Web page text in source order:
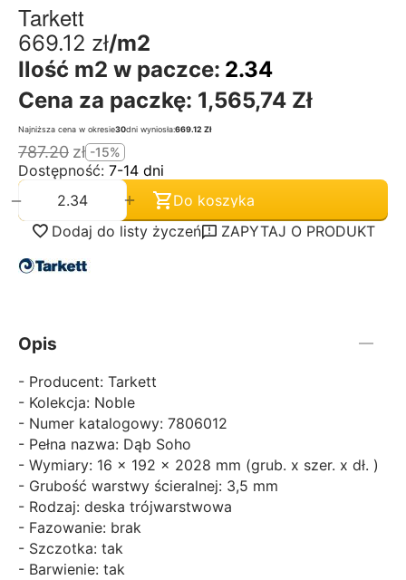
Tarkett
669.12 zł/m2
Ilość m2 w paczce: 2.34
Cena za paczkę: 1,565,74 Zł
Najniższa cena w okresie30dni wyniosła:669.12 Zł
787.20 zł -15%
Dostępność: 7-14 dni
+
−
Do koszyka
Dodaj do listy życzeń
ZAPYTAJ O PRODUKT
Opis
- Producent: Tarkett
- Kolekcja: Noble
- Numer katalogowy: 7806012
- Pełna nazwa: Dąb Soho
- Wymiary: 16 x 192 x 2028 mm (grub. x szer. x dł. )
- Grubość warstwy ścieralnej: 3,5 mm
- Rodzaj: deska trójwarstwowa
- Fazowanie: brak
- Szczotka: tak
- Barwienie: tak